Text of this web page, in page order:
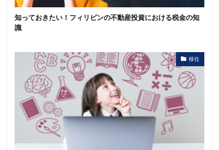
知っておきたい！フィリピンの不動産投資における税金の知
識
移住